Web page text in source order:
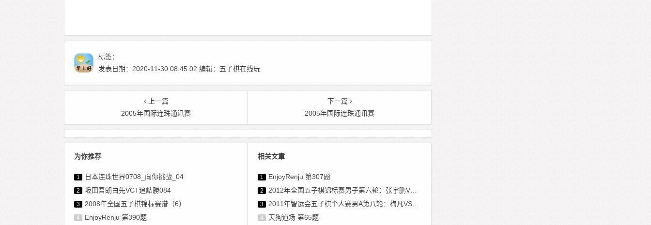
标签：
发表日期：2020-11-30 08:45:02 编辑：五子棋在线玩
上一篇
2005年国际连珠通讯赛
下一篇
2005年国际连珠通讯赛
为你推荐
1 日本连珠世界0708_向你挑战_04
2 坂田吾朗白先VCT追詰勝084
3 2008年全国五子棋锦标赛谱（6）
4 EnjoyRenju 第390题
相关文章
1 EnjoyRenju 第307题
2 2012年全国五子棋锦标赛男子第六轮：张宇鹏VS冯小峰
3 2011年智运会五子棋个人赛男A第八轮：梅凡VS卓淼军
4 天狗道场 第65题